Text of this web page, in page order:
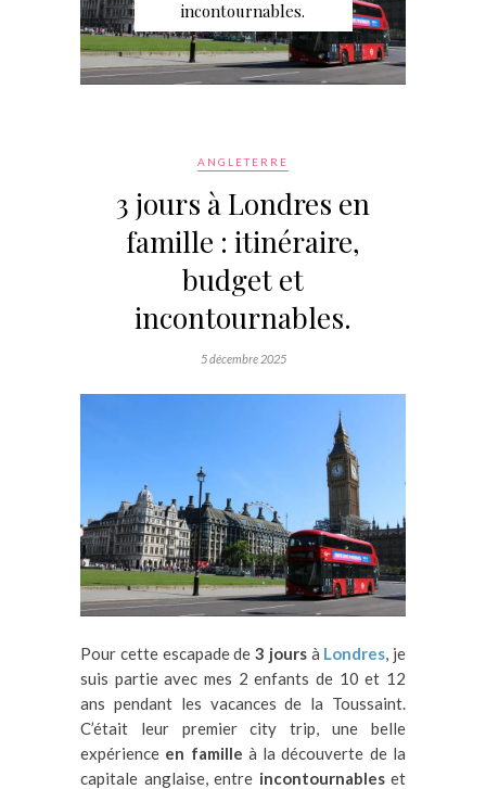
ANGLETERRE
3 jours à Londres en
famille : itinéraire,
budget et
incontournables.
5 décembre 2025
Pour cette escapade de 3 joursà Londres, je
suis partie avec mes 2 enfants de 10 et 12
ans pendant les vacances de la Toussaint.
C’était leur premier city trip, une belle
expérience en famille à la découverte de la
capitale anglaise, entre incontournableset